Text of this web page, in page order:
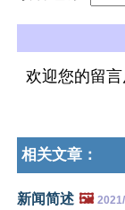
欢迎您的留言
相关文章：
新闻简述 🖼️